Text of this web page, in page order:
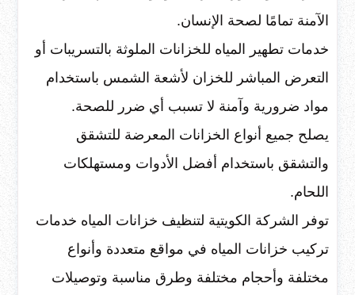
الآمنة تمامًا لصحة الإنسان.
خدمات تطهير المياه للخزانات الملوثة بالتسريبات أو
التعرض المباشر للخزان لأشعة الشمس باستخدام
مواد ضرورية وآمنة لا تسبب أي ضرر للصحة.
يصلح جميع أنواع الخزانات المعرضة للتشقق
والتشقق باستخدام أفضل الأدوات ومستهلكات
اللحام.
توفر الشركة الكويتية لتنظيف خزانات المياه خدمات
تركيب خزانات المياه في مواقع متعددة وأنواع
مختلفة وأحجام مختلفة وطرق مناسبة وتوصيلات